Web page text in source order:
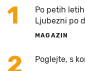
1
Po petih
Ljubezni po
MAGAZIN
2 Poglejte, s